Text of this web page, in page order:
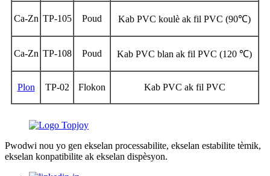
Ca-Zn TP-105 Poud Kab PVC koulè ak fil PVC (90℃)
Ca-Zn TP-108 Poud Kab PVC blan ak fil PVC (120 ℃)
Plon TP-02 Flokon Kab PVC ak fil PVC
Pwodwi nou yo gen ekselan processabilite, ekselan estabilite tèmik,
ekselan konpatibilite ak ekselan dispèsyon.